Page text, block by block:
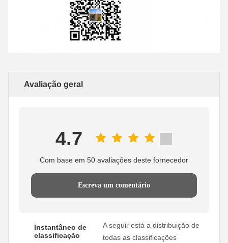
Avaliação geral
4.7
Com base em 50 avaliações deste fornecedor
Escreva um comentário
Instantâneo de
classificação
A seguir está a distribuição de
todas as classificações